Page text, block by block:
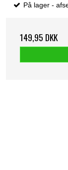
På lager -
149,95 DKK